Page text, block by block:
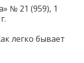
№ 21 (959), 1
легко бывает